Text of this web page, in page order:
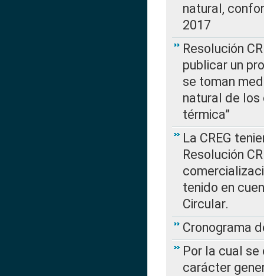
natural,
2017
Resolución
publicar un
se toman
natural de los
térmica”
La CREG
Resolución
tenido en
Circular.
Cronograma
Por la cual
carácter